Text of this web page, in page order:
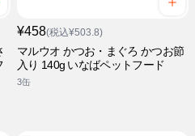
¥458(税込¥503.8)
マルウオ かつお・まぐろ かつお節
入り 140g いなばペットフード
3缶